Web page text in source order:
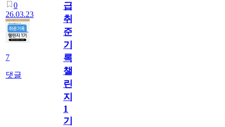
0
26.03.23
7
댓글
급!
취
준
기
록
챌
린
지
1
기